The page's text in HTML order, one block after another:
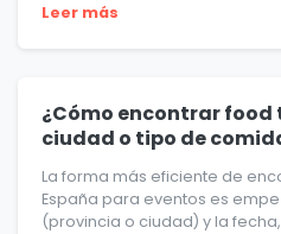
Leer más
¿Cómo encontrar
ciudad o tipo de
La forma más eficiente de
España para eventos es
(provincia o ciudad) y la